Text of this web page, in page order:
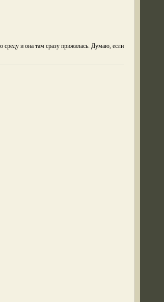
среду и она там сразу прижилась. Думаю, если